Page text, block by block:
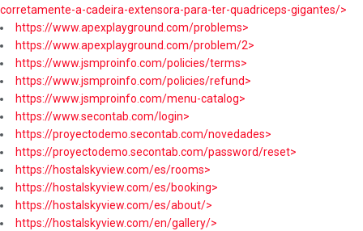
corretamente-a-cadeira-extensora-para-ter-quadriceps-gigantes/>
https://www.apexplayground.com/problems>
https://www.apexplayground.com/problem/2>
https://www.jsmproinfo.com/policies/terms>
https://www.jsmproinfo.com/policies/refund>
https://www.jsmproinfo.com/menu-catalog>
https://www.secontab.com/login>
https://proyectodemo.secontab.com/novedades>
https://proyectodemo.secontab.com/password/reset>
https://hostalskyview.com/es/rooms>
https://hostalskyview.com/es/booking>
https://hostalskyview.com/es/about/>
https://hostalskyview.com/en/gallery/>